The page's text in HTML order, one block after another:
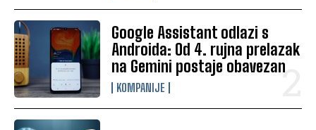
Google Assistant odlazi s
Androida: Od 4. rujna prelazak
na Gemini postaje obavezan
KOMPANIJE